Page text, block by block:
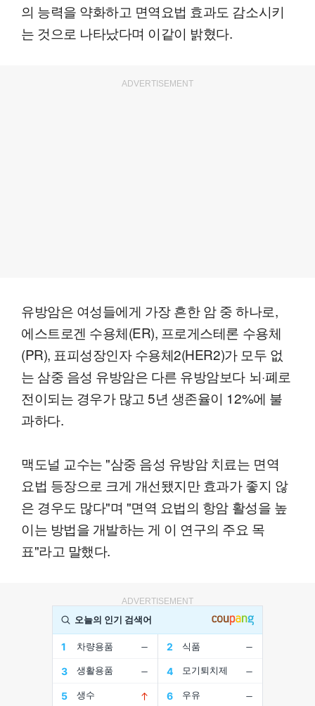
의 능력을 약화하고 면역요법 효과도 감소시키
는 것으로 나타났다며 이같이 밝혔다.
ADVERTISEMENT
유방암은 여성들에게 가장 흔한 암 중 하나로,
에스트로겐 수용체(ER), 프로게스테론 수용체
(PR), 표피성장인자 수용체2(HER2)가 모두 없
는 삼중 음성 유방암은 다른 유방암보다 뇌·폐로
전이되는 경우가 많고 5년 생존율이 12%에 불
과하다.
맥도널 교수는 "삼중 음성 유방암 치료는 면역
요법 등장으로 크게 개선됐지만 효과가 좋지 않
은 경우도 많다"며 "면역 요법의 항암 활성을 높
이는 방법을 개발하는 게 이 연구의 주요 목
표"라고 말했다.
ADVERTISEMENT